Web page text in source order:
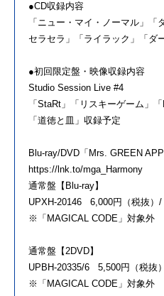
●CD収録内容
「ニュー・マイ・ノーマル」
セラセラ」「ライラック」「ダ
●初回限定盤・映像収録内容
Studio Session Live #4
「StaRt」「リスキーゲーム」
「道徳と皿」収録予定
Blu-ray/DVD「Mrs. GREEN
https://lnk.to/mga_Harmony
通常盤【Blu-ray】
UPXH-20146 6,000円（税抜）/
※「MAGICAL CODE」対象外
通常盤【2DVD】
UPBH-20335/6 5,500円（税抜
※「MAGICAL CODE」対象外